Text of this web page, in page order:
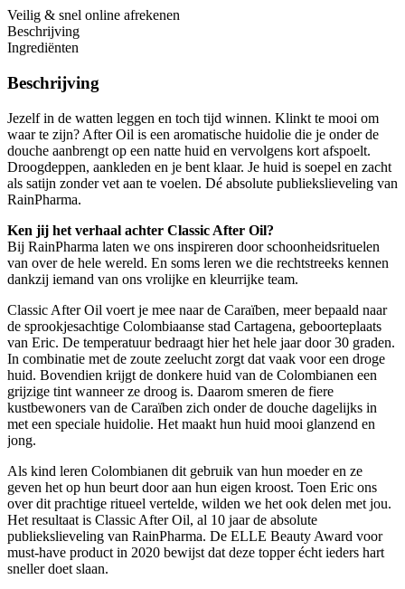
Veilig & snel online afrekenen
Beschrijving
Ingrediënten
Beschrijving
Jezelf in de watten leggen en toch tijd winnen. Klinkt te mooi om
waar te zijn? After Oil is een aromatische huidolie die je onder de
douche aanbrengt op een natte huid en vervolgens kort afspoelt.
Droogdeppen, aankleden en je bent klaar. Je huid is soepel en zacht
als satijn zonder vet aan te voelen. Dé absolute publiekslieveling van
RainPharma.
Ken jij het verhaal achter Classic After Oil?
Bij RainPharma laten we ons inspireren door schoonheidsrituelen
van over de hele wereld. En soms leren we die rechtstreeks kennen
dankzij iemand van ons vrolijke en kleurrijke team.
Classic After Oil voert je mee naar de Caraïben, meer bepaald naar
de sprookjesachtige Colombiaanse stad Cartagena, geboorteplaats
van Eric. De temperatuur bedraagt hier het hele jaar door 30 graden.
In combinatie met de zoute zeelucht zorgt dat vaak vooreen droge
huid. Bovendien krijgt de donkere huid van de Colombianen een
grijzige tint wanneer ze droog is. Daarom smeren de fiere
kustbewoners van de Caraïben zich onder de douche dagelijks in
met een speciale huidolie. Het maakt hun huid mooi glanzend en
jong.
Als kind leren Colombianen dit gebruik van hun moeder en ze
geven het op hun beurt door aan hun eigen kroost. Toen Eric ons
over dit prachtige ritueel vertelde, wilden we het ook delen met jou.
Het resultaat is Classic After Oil, al 10 jaar de absolute
publiekslieveling van RainPharma. De ELLE Beauty Award voor
must-have product in 2020 bewijst dat deze topper écht ieders hart
sneller doet slaan.